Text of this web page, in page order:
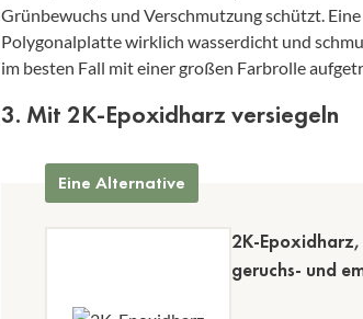
Grünbewuchs und Verschmutzung schützt.
Polygonalplatte wirklich wasserdicht und
im besten Fall mit einer großen Farbrolle
3. Mit 2K-Epoxidharz versiegeln
Eine Alternative
2K-
geruchs- und